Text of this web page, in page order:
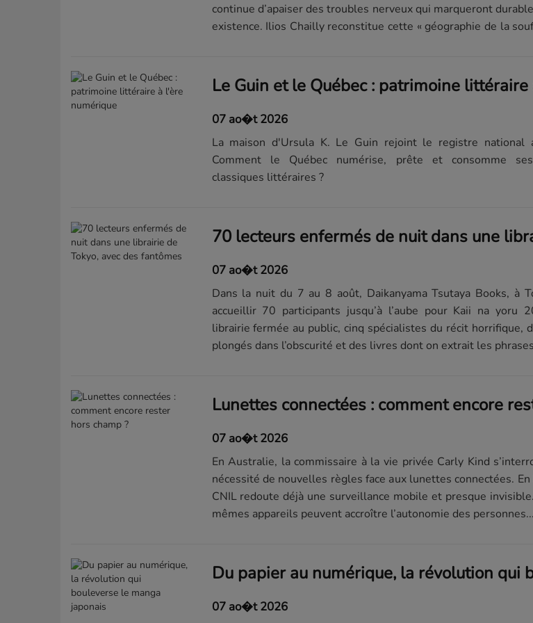
continue d’apaiser des troubles nerveux qui marqueront
existence. Ilios Chailly reconstitue cette « géographie de la
07 ao�t 2026
La maison d'Ursula K. Le Guin rejoint le registre national
Comment le Québec numérise, prête et consomme
classiques littéraires ?
07 ao�t 2026
Dans la nuit du 7 au 8 août, Daikanyama Tsutaya Books, à
accueillir 70 participants jusqu’à l’aube pour Kaii na yoru
librairie fermée au public, cinq spécialistes du récit horrifique,
plongés dans l’obscurité et des livres dont on extrait les
07 ao�t 2026
En Australie, la commissaire à la vie privée Carly Kind
nécessité de nouvelles règles face aux lunettes connectées. En
CNIL redoute déjà une surveillance mobile et presque
mêmes appareils peuvent accroître l’autonomie des personnes...
07 ao�t 2026